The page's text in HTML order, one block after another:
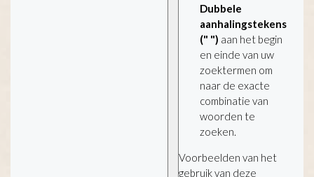
Dubbele
aanhalingstekens
(" ") aan het begin
en einde van uw
zoektermen om
naar de exacte
combinatie van
woorden te
zoeken.
Voorbeelden van het
gebruik van deze